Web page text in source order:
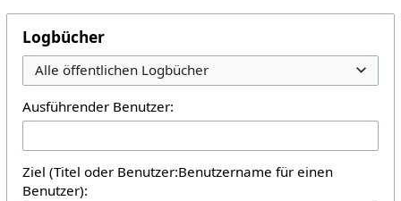
Logbücher
Alle öffentlichen Logbücher
Ausführender Benutzer:
Ziel (Titel oder Benutzer:Benutzername für einen
Benutzer):